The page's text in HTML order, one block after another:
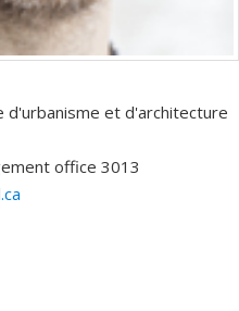
d'urbanisme et d'architecture
office 3013